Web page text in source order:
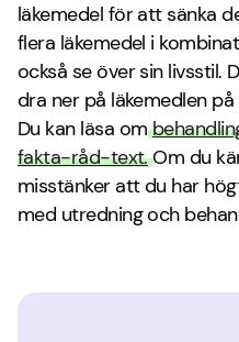
läkemedel för att sänka
flera läkemedel i
också se över sin livsstil.
dra ner på läkemedlen på
Du kan läsa om
fakta-råd-text.Om du
misstänker att du har
med utredning och